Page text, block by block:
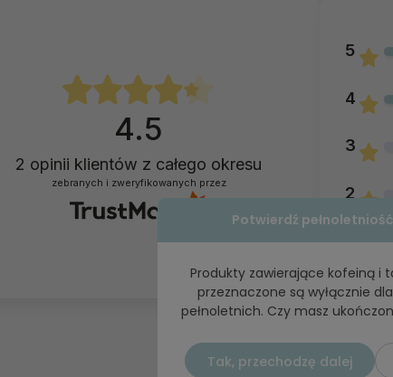
4.5
2 opinii klientów z całego okresu
zebranych i zweryfikowanych przez
5
4
3
2
1
Potwierdź pełnoletniość
Produkty zawierające kofeiną i
przeznaczone są wyłącznie
pełnoletnich. Czy masz
Tak, przechodzę dalej